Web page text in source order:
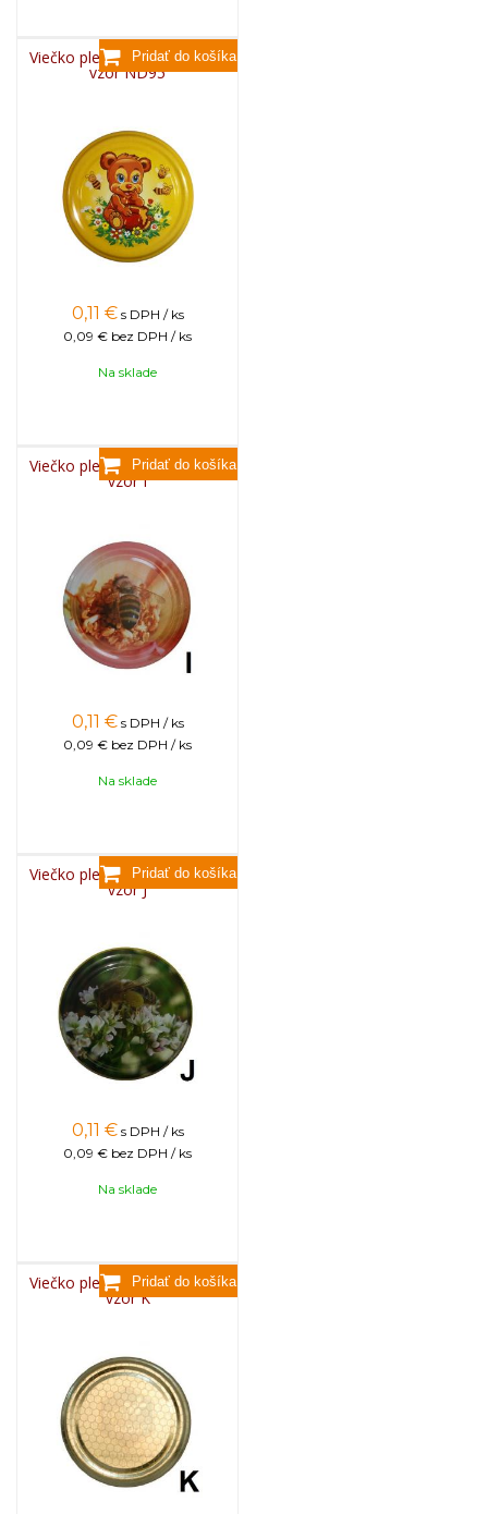
Viečko plechové TWIST 82 -
vzor ND95
0,11 € s DPH / ks
0,09 € bez DPH / ks
Na sklade
Viečko plechové TWIST 82 -
vzor I
0,11 € s DPH / ks
0,09 € bez DPH / ks
Na sklade
Viečko plechové TWIST 82 -
vzor J
0,11 € s DPH / ks
0,09 € bez DPH / ks
Na sklade
Viečko plechové TWIST 82 -
vzor K